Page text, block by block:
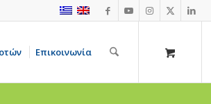
Επικοινωνία